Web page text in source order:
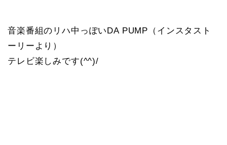
音楽番組のリハ中っぽいDA PUMP（インスタスト
ーリーより）
テレビ楽しみです(^^)/